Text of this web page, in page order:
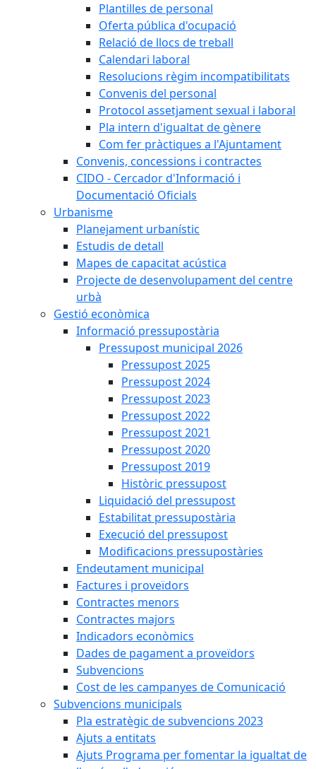
Plantilles de personal
Oferta pública d'ocupació
Relació de llocs de treball
Calendari laboral
Resolucions règim incompatibilitats
Convenis del personal
Protocol assetjament sexual i laboral
Pla intern d'igualtat de gènere
Com fer pràctiques a l'Ajuntament
Convenis, concessions i contractes
CIDO - Cercador d'Informació i
Documentació Oficials
Urbanisme
Planejament urbanístic
Estudis de detall
Mapes de capacitat acústica
Projecte de desenvolupament del centre
urbà
Gestió econòmica
Informació pressupostària
Pressupost municipal 2026
Pressupost 2025
Pressupost 2024
Pressupost 2023
Pressupost 2022
Pressupost 2021
Pressupost 2020
Pressupost 2019
Històric pressupost
Liquidació del pressupost
Estabilitat pressupostària
Execució del pressupost
Modificacions pressupostàries
Endeutament municipal
Factures i proveïdors
Contractes menors
Contractes majors
Indicadors econòmics
Dades de pagament a proveïdors
Subvencions
Cost de les campanyes de Comunicació
Subvencions municipals
Pla estratègic de subvencions 2023
Ajuts a entitats
Ajuts Programa per fomentar la igualtat de